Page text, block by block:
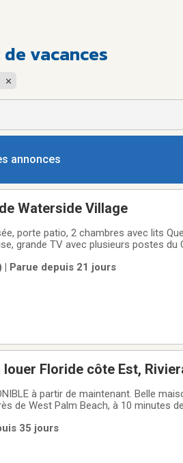
vacances
annonces
Condo à louer Floride Waterside Village
porte patio, 2 chambres avec lits
grande TV avec plusieurs postes
Parue depuis 21 jours
louer Floride côte Est,
à partir de maintenant. Belle
de West Palm Beach, à 10 minutes
35 jours